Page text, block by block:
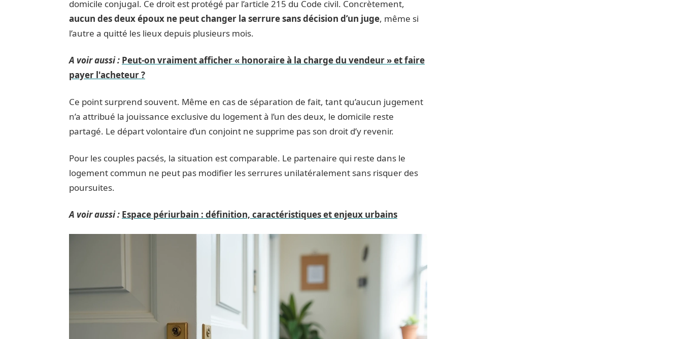
domicile conjugal. Ce droit est protégé par l’article 215 du Code civil. Concrètement,
aucun des deux époux ne peut changer la serrure sans décision d’un juge, même si
l’autre a quitté les lieux depuis plusieurs mois.
A voir aussi : Peut-on vraiment afficher « honoraire à la charge du vendeur » et faire
payer l'acheteur ?
Ce point surprend souvent. Même en cas de séparation de fait, tant qu’aucun jugement
n’a attribué la jouissance exclusive du logement à l’un des deux, le domicile reste
partagé. Le départ volontaire d’un conjoint ne supprime pas son droit d’y revenir.
Pour les couples pacsés, la situation est comparable. Le partenaire qui reste dans le
logement commun ne peut pas modifier les serrures unilatéralement sans risquer des
poursuites.
A voir aussi : Espace périurbain : définition, caractéristiques et enjeux urbains